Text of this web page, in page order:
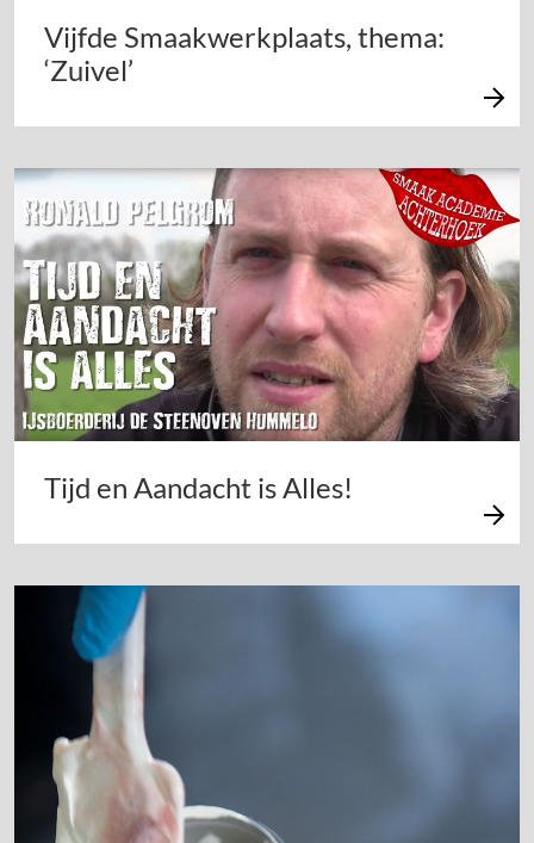
Vijfde Smaakwerkplaats, thema:
‘Zuivel’
Tijd en Aandacht is Alles!